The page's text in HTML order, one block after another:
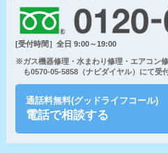
[受付時間］全日 9:00～19:00
※ガス機器修理・水まわり修理・エアコン
も0570-05-5858（ナビダイヤル）にて受
通話料無料(グッドライフコール)
電話で相談する